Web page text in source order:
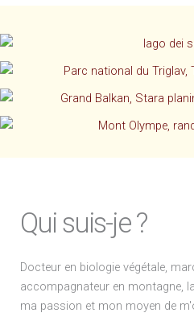
Qui suis-je ?
Docteur en biologie végétale,
accompagnateur en montagne,
ma passion et mon moyen de